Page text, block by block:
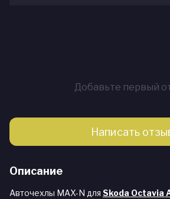
Добавьте первый
Написать
Описание
Авточехлы MAX-N для Skoda Octavia